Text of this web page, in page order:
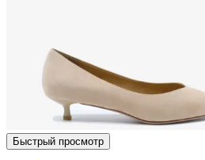
Быстрый просмотр